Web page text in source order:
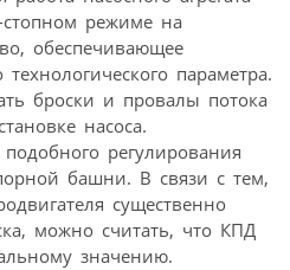
режиме на
обеспечивающее
параметра.
броски и провалы потока
насоса.
регулирования
башни. В связи с тем,
существенно
можно считать, что КПД
значению.